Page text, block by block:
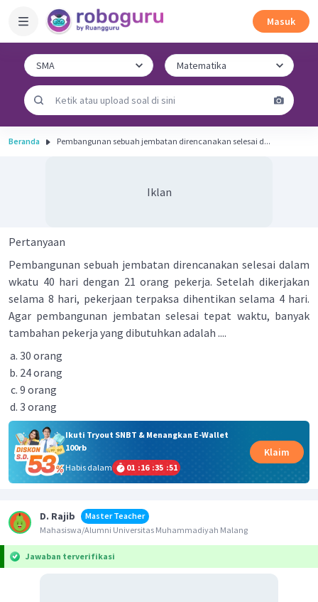
Masuk
Beranda Pembangunan sebuah jembatan direncanakan selesai d...
Iklan
Pertanyaan
Pembangunan sebuah jembatan direncanakan selesai dalam
wkatu 40 hari dengan 21 orang pekerja. Setelah dikerjakan
selama 8 hari, pekerjaan terpaksa dihentikan selama 4 hari.
Agar pembangunan jembatan selesai tepat waktu, banyak
tambahan pekerja yang dibutuhkan adalah ....
30 orang
24 orang
9 orang
3 orang
Ikuti Tryout SNBT & Menangkan E-Wallet
100rb
Habis dalam
01 :16 :35 :51
Klaim
D. Rajib
Master Teacher
Mahasiswa/Alumni Universitas Muhammadiyah Malang
Jawaban terverifikasi